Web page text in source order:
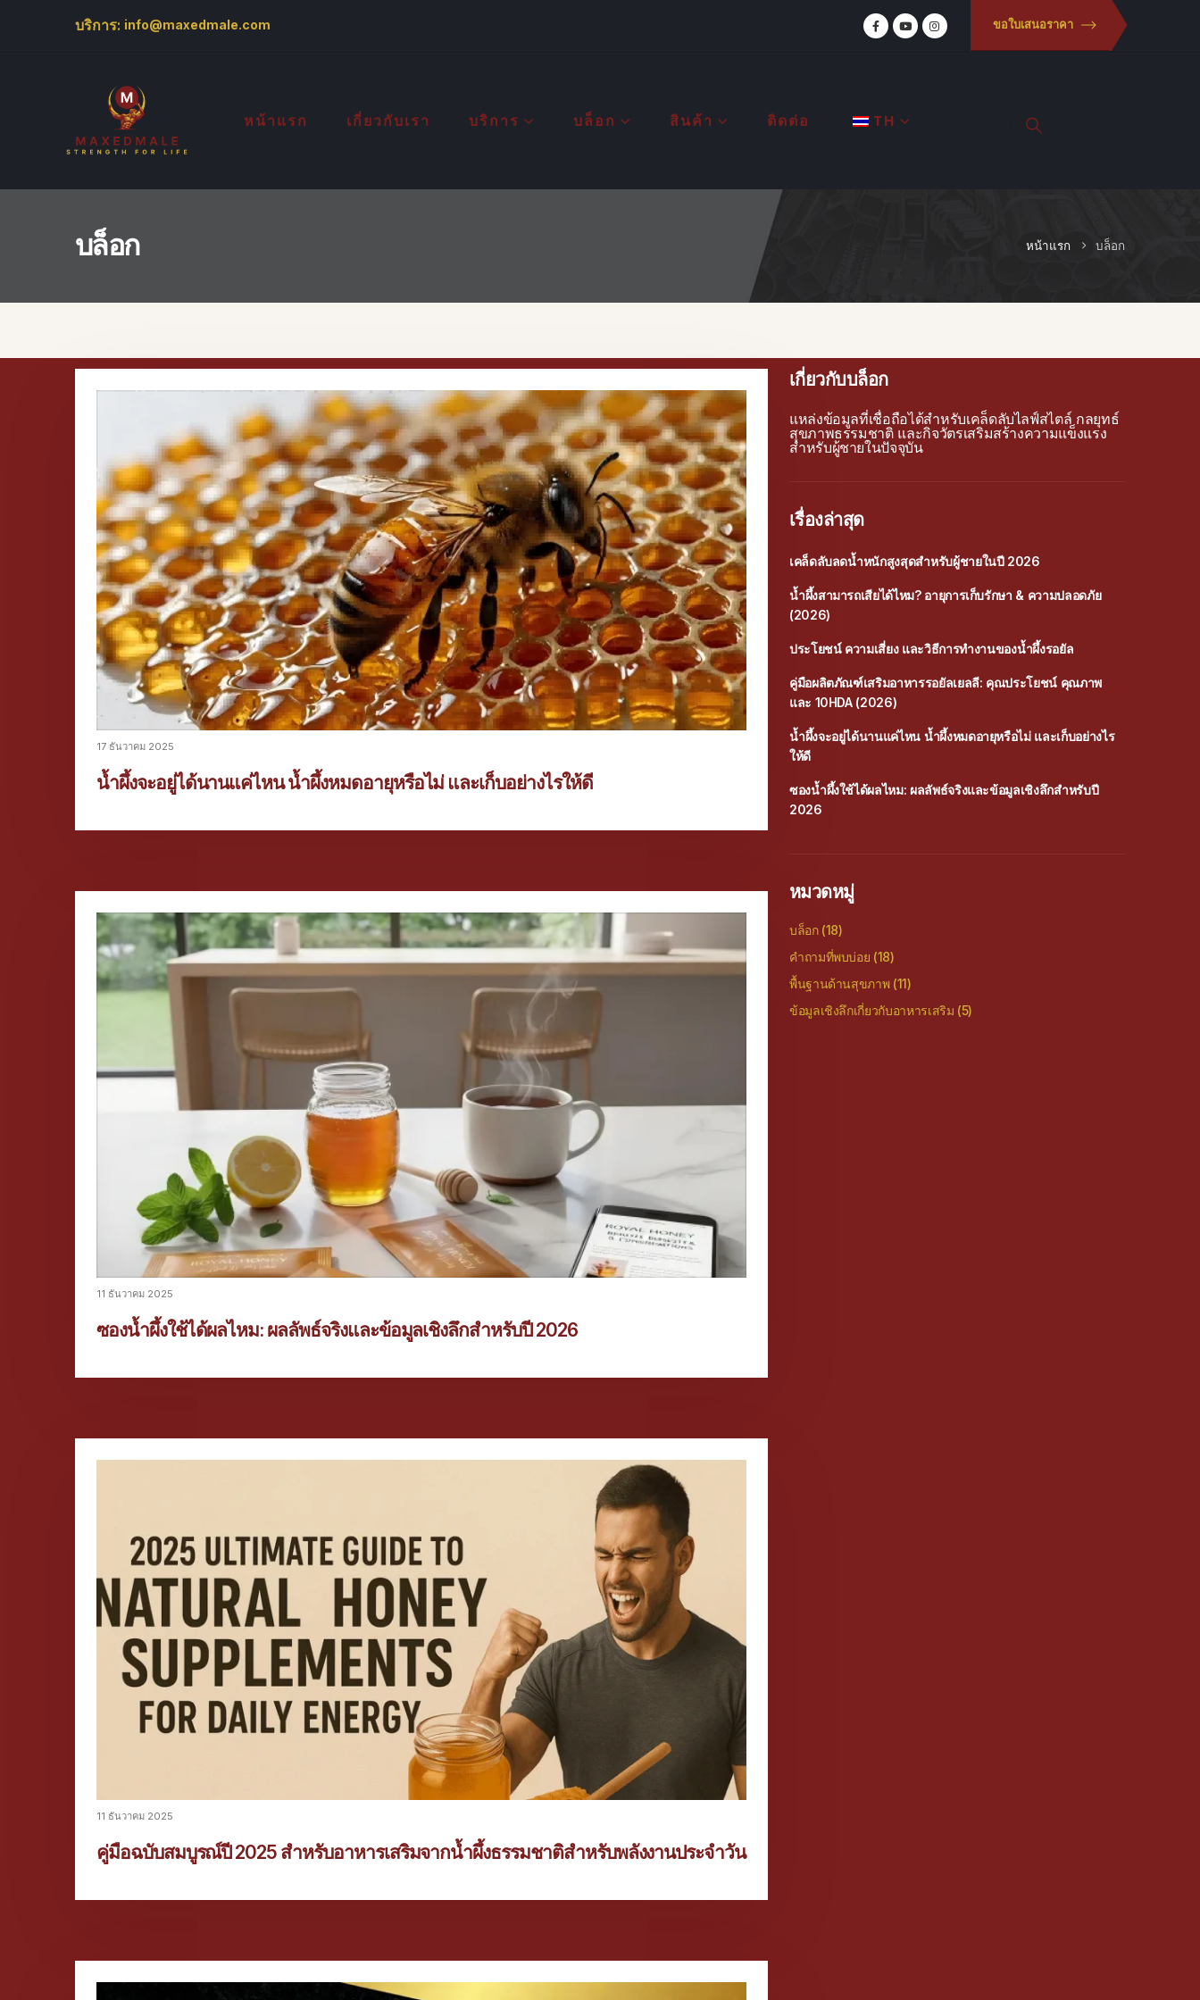
บริการ: info@maxedmale.com ขอใบเสนอราคา
หน้าแรก เกี่ยวกับเรา บริการ บล็อก สินค้า ติดต่อ TH
บล็อก หน้าแรก บล็อก
17 ธันวาคม 2025
น้ำผึ้งจะอยู่ได้นานแค่ไหน น้ำผึ้งหมดอายุหรือไม่ และเก็บอย่างไรให้ดี
11 ธันวาคม 2025
ซองน้ำผึ้งใช้ได้ผลไหม: ผลลัพธ์จริงและข้อมูลเชิงลึกสำหรับปี 2026
11 ธันวาคม 2025
คู่มือฉบับสมบูรณ์ปี 2025 สำหรับอาหารเสริมจากน้ำผึ้งธรรมชาติสำหรับพลังงานประจำวัน
เกี่ยวกับบล็อก
แหล่งข้อมูลที่เชื่อถือได้สำหรับเคล็ดลับไลฟ์สไตล์ กลยุทธ์
สุขภาพธรรมชาติ และกิจวัตรเสริมสร้างความแข็งแรง
สำหรับผู้ชายในปัจจุบัน
เรื่องล่าสุด
เคล็ดลับลดน้ำหนักสูงสุดสำหรับผู้ชายในปี 2026
น้ำผึ้งสามารถเสียได้ไหม? อายุการเก็บรักษา & ความปลอดภัย
(2026)
ประโยชน์ ความเสี่ยง และวิธีการทำงานของน้ำผึ้งรอยัล
คู่มือผลิตภัณฑ์เสริมอาหารรอยัลเยลลี: คุณประโยชน์ คุณภาพ
และ 10HDA (2026)
น้ำผึ้งจะอยู่ได้นานแค่ไหน น้ำผึ้งหมดอายุหรือไม่ และเก็บอย่างไร
ให้ดี
ซองน้ำผึ้งใช้ได้ผลไหม: ผลลัพธ์จริงและข้อมูลเชิงลึกสำหรับปี
2026
หมวดหมู่
บล็อก(18)
คำถามที่พบบ่อย (18)
พื้นฐานด้านสุขภาพ(11)
ข้อมูลเชิงลึกเกี่ยวกับอาหารเสริม (5)